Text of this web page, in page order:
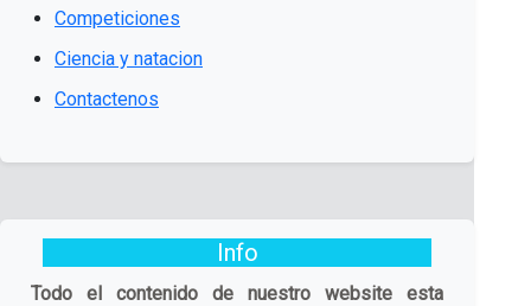
Competiciones
Ciencia y natacion
Contactenos
Info
Todo el contenido de nuestro website esta